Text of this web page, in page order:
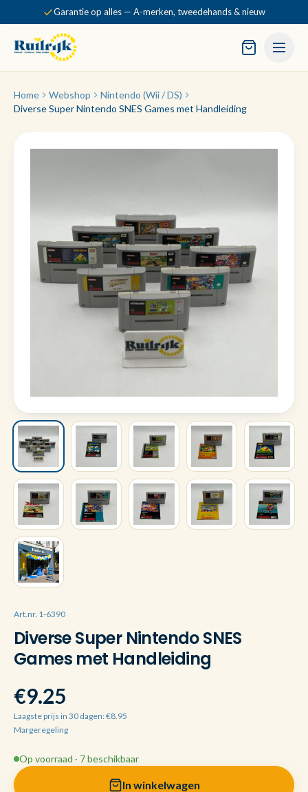
Garantie op alles — A-merken, tweedehands & nieuw
Home Webshop
Nintendo (Wii / DS)
Diverse Super Nintendo SNES Games met Handleiding
Art.nr. 1-6390
Diverse Super Nintendo SNES
Games met Handleiding
€9.25
Laagste prijs in 30 dagen: €8.95
Margeregeling
Op voorraad · 7 beschikbaar
In winkelwagen